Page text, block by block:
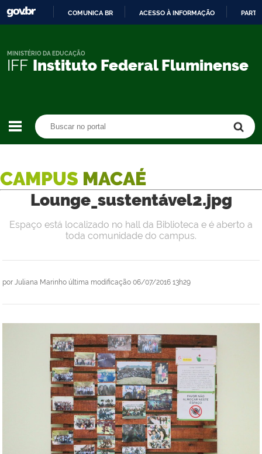
CONTEÚDO
COMUNICA BR ACESSO À INFORMAÇÃO
IFF Instituto Federal Fluminense
MINISTÉRIO DA EDUCAÇÃO
CAMPUS MACAÉ
Lounge_sustentável2.jpg
por Juliana Marinho última modificação 06/07/2016 13h29
Espaço está localizado no hall da Biblioteca e é aberto a
toda comunidade do campus.